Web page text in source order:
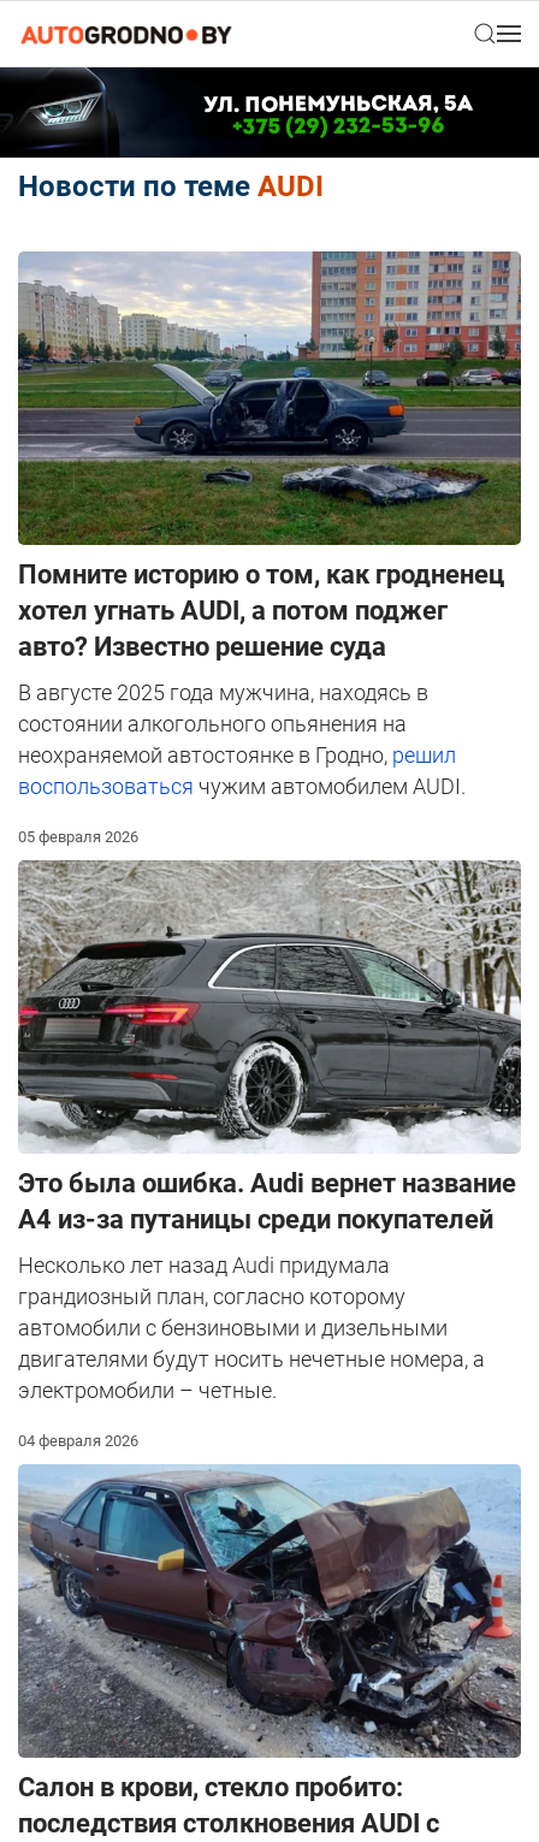
Новости по теме AUDI
Помните историю о том, как гродненец
хотел угнать AUDI, а потом поджег
авто? Известно решение суда
В августе 2025 года мужчина, находясь в
состоянии алкогольного опьянения на
неохраняемой автостоянке в Гродно, решил
воспользоваться чужим автомобилем AUDI.
05 февраля 2026
Это была ошибка. Audi вернет название
А4 из-за путаницы среди покупателей
Несколько лет назад Audi придумала
грандиозный план, согласно которому
автомобили с бензиновыми и дизельными
двигателями будут носить нечетные номера, а
электромобили – четные.
04 февраля 2026
Салон в крови, стекло пробито:
последствия столкновения AUDI с